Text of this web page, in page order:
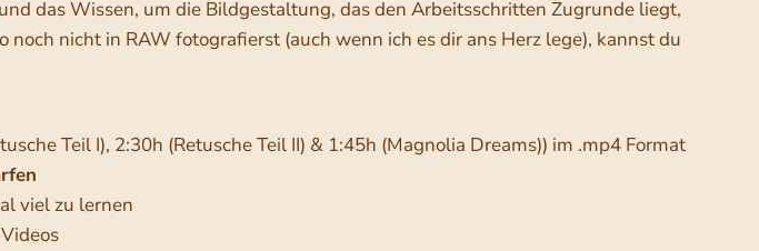
das Wissen, um die Bildgestaltung, das den Arbeitsschritten Zugrunde liegt,
nicht in RAW fotografierst (auch wenn ich es dir ans Herz lege), kannst du
Teil I), 2:30h (Retusche Teil II) & 1:45h (Magnolia Dreams)) im .mp4 Format
viel zu lernen